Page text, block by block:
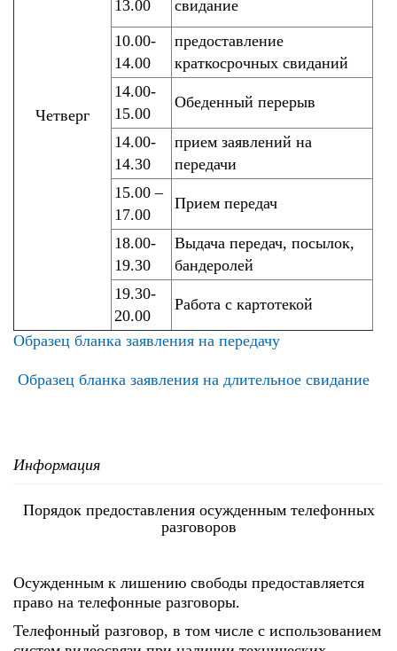
Четверг
13.00
свидание
10.00-
14.00
предоставление
краткосрочных свиданий
14.00-
15.00
Обеденный перерыв
14.00-
14.30
прием заявлений на
передачи
15.00 –
17.00
Прием передач
18.00-
19.30
Выдача передач, посылок,
бандеролей
19.30-
20.00
Работа с картотекой
Образец бланка заявления на передачу
Образец бланка заявления на длительное свидание
Информация
Порядок предоставления осужденным телефонных
разговоров
Осужденным к лишению свободы предоставляется
право на телефонные разговоры.
Телефонный разговор, в том числе с использованием